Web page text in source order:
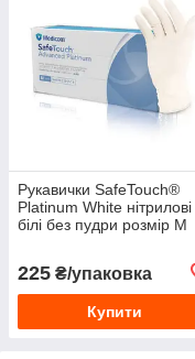
Рукавички SafeTouch®
Platinum White нітрилові
білі без пудри розмір M
225 ₴/упаковка
Купити